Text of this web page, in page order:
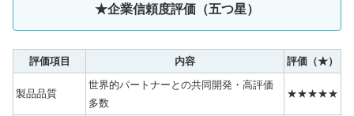
★企業信頼度評価（五つ星）
評価項目 内容 評価（★）
製品品質
世界的パートナーとの共同開発・高評価
多数
★★★★★